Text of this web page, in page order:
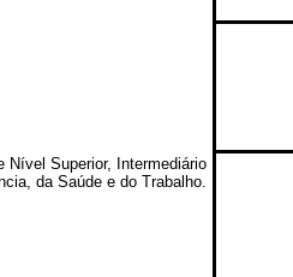
Nível Superior, Intermediário
da Saúde e do Trabalho.